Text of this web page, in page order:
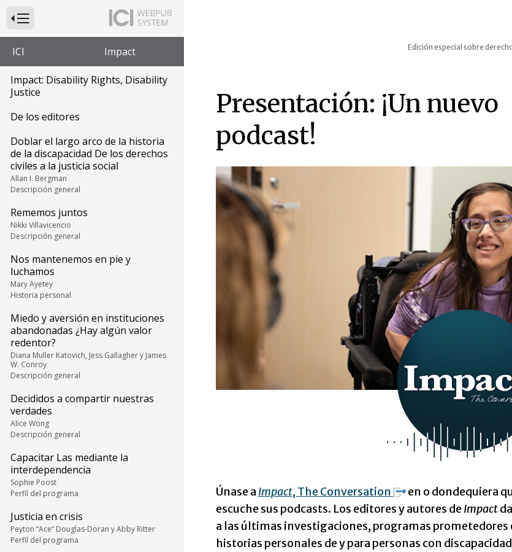
Presione para alternar la navegación principal del sitio web
ICI Impact
Impact: Disability Rights, Disability
Justice
De los editores
Doblar el largo arco de la historia
de la discapacidad De los derechos
civiles a la justicia social
Allan I. Bergman
Descripción general
Rememos juntos
Nikki Villavicencio
Descripción general
Nos mantenemos en pie y
luchamos
Mary Ayetey
Historia personal
Miedo y aversión en instituciones
abandonadas ¿Hay algún valor
redentor?
Diana Muller Katovich, Jess Gallagher y James
W. Conroy
Descripción general
Decididos a compartir nuestras
verdades
Alice Wong
Descripción general
Capacitar Las mediante la
interdependencia
Sophie Poost
Perfil del programa
Justicia en crisis
Peyton “Ace” Douglas-Doran y Abby Ritter
Perfil del programa
Edición especial sobre
Presentación: ¡Un nuevo
podcast!
Únase a Impact, The Conversation
en o dondequiera
escuche sus podcasts. Los editores y autores deImpact
a las últimas investigaciones, programas prometedores
historias personales de y para personas con